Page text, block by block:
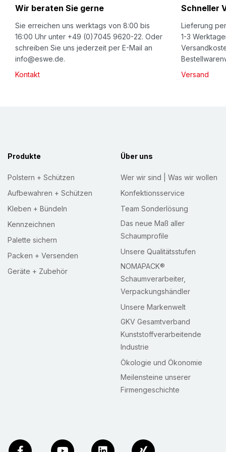
e
w
s
Wir beraten Sie gerne
Sie erreichen uns werktags von 8:00 bis
16:00 Uhr unter +49 (0)7045 9620-22. Oder
schreiben Sie uns jederzeit per E-Mail an
info@eswe.de.
Kontakt
Schneller
Lieferung
1-3
Versand
Produkte
Polstern + Schützen
Aufbewahren + Schützen
Kleben + Bündeln
Kennzeichnen
Palette sichern
Packen + Versenden
Geräte + Zubehör
Über uns
Wer wir sind | Was wir wollen
Konfektionsservice
Team Sonderlösung
Das neue Maß aller
Schaumprofile
Unsere Qualitätsstufen
NOMAPACK®
Schaumverarbeiter,
Verpackungshändler
Unsere Markenwelt
GKV Gesamtverband
Kunststoffverarbeitende
Industrie
Ökologie und Ökonomie
Meilensteine unserer
Firmengeschichte